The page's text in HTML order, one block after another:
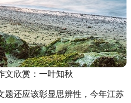
文欣赏：一叶知秋
题还应该彰显思辨性，今年江苏